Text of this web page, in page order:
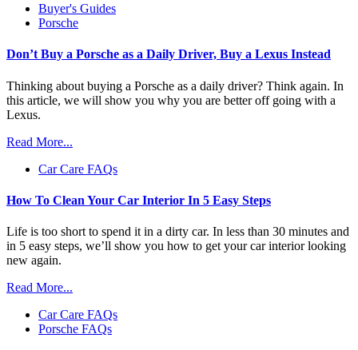
Buyer's Guides
Porsche
Don’t Buy a Porsche as a Daily Driver, Buy a Lexus Instead
Thinking about buying a Porsche as a daily driver? Think again. In
this article, we will show you why you are better off going with a
Lexus.
Read More...
Car Care FAQs
How To Clean Your Car Interior In 5 Easy Steps
Life is too short to spend it in a dirty car. In less than 30 minutes and
in 5 easy steps, we’ll show you how to get your car interior looking
new again.
Read More...
Car Care FAQs
Porsche FAQs